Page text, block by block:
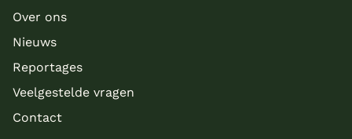
Over ons
Nieuws
Reportages
Veelgestelde vragen
Contact